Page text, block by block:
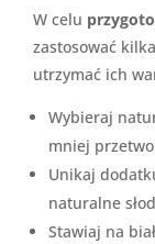
W celu
zastosować
utrzymać ich
Wybieraj
mniej
Unikaj
naturalne
Stawiaj na